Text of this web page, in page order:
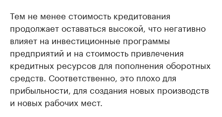
Тем не менее стоимость кредитования
продолжает оставаться высокой, что негативно
влияет на инвестиционные программы
предприятий и на стоимость привлечения
кредитных ресурсов для пополнения оборотных
средств. Соответственно, это плохо для
прибыльности, для создания новых производств
и новых рабочих мест.